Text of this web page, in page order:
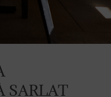
SARLAT